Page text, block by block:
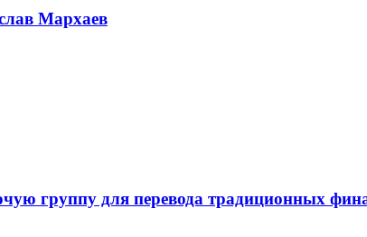
Мархаев
группу для перевода традиционных